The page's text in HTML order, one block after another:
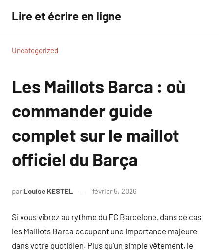
contenu
Lire et écrire en ligne
Uncategorized
Les Maillots Barca : où
commander guide
complet sur le maillot
officiel du Barça
par Louise KESTEL février 5, 2026
Si vous vibrez au rythme du FC Barcelone, dans ce cas
les Maillots Barca occupent une importance majeure
dans votre quotidien. Plus qu’un simple vêtement, le